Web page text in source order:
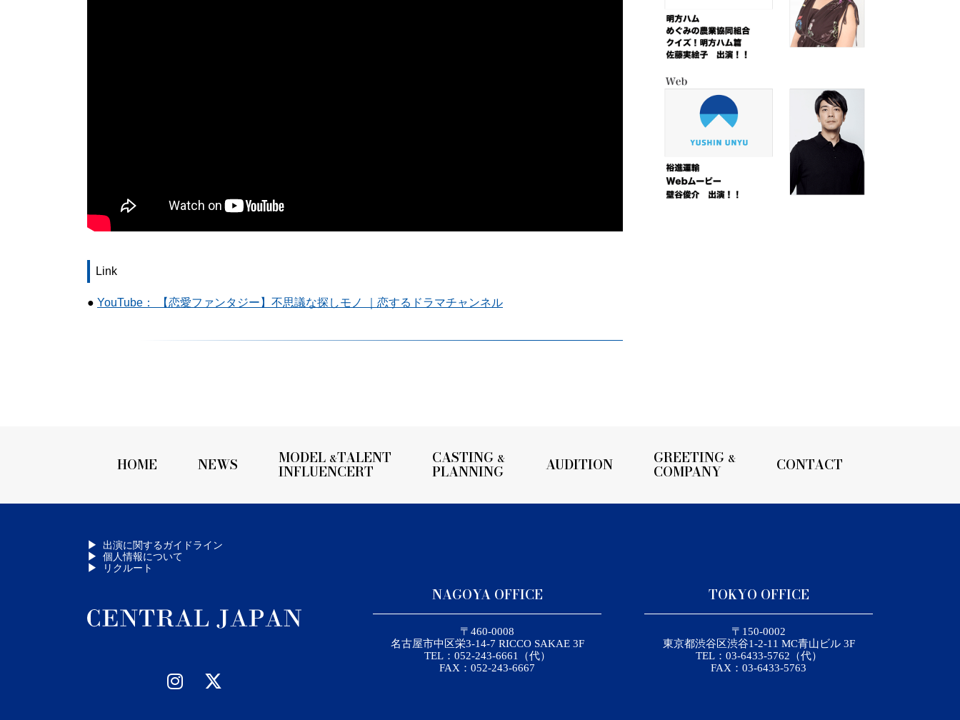
Link
● YouTube： 【恋愛ファンタジー】不思議な探しモノ ｜恋するドラマチャンネル
HOME NEWS MODEL &TALENT
INFLUENCERT
CASTING &
PLANNING AUDITION GREETING &
COMPANY CONTACT
出演に関するガイドライン
個人情報について
リクルート
NAGOYA OFFICE
〒460-0008
名古屋市中区栄3-14-7 RICCO SAKAE 3F
TEL：052-243-6661（代）
FAX：052-243-6667
TOKYO OFFICE
〒150-0002
東京都渋谷区渋谷1-2-11 MC青山ビル 3F
TEL：03-6433-5762（代）
FAX：03-6433-5763